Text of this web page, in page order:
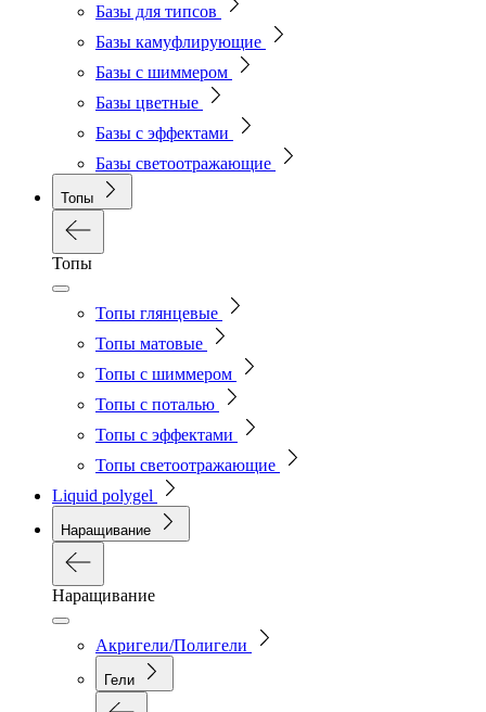
Базы для типсов
Базы камуфлирующие
Базы с шиммером
Базы цветные
Базы с эффектами
Базы светоотражающие
Топы
Топы
Топы глянцевые
Топы матовые
Топы с шиммером
Топы с поталью
Топы с эффектами
Топы светоотражающие
Liquid polygel
Наращивание
Наращивание
Акригели/Полигели
Гели